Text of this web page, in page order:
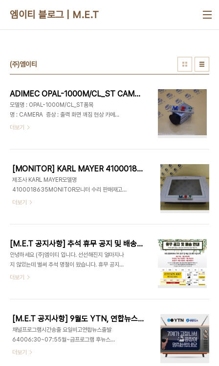
엠이티 블로그 | M.E.T
(주)엠이티
ADIMEC OPAL-1000M/CL_ST CAMERA 산업용 자동화 장비 수리 (주)엠이티
모델명 : OPAL-1000M/CL_ST품목
명 : CAMERA 증상 : 출력 화면 깨짐 현상 카메
라 단종제품수리, CAMERA 전원불
리 업체 엠이티 (주)엠이티빨리 고쳐met 빨리고
쳐 인버터 빨리고쳐 PLC 빨리고쳐 기계고장 완벽수
리긴급수리 긴급대응 긴급고장 24시수리 119수
리 구급수리 장비긴급전검 장비긴급처방 긴급복
구 생산설비KEB(케이비) 한국공식서비스센터 공식
서비스센터 공식판매대리점PANASONIC(파나소
공식판매대리점SANYO DENKI(산요덴키) 한국..
더보기
[MONITOR] KARL MAYER 4100018635 4100018635 / ㈜엠이티 눈깜짝1초가격
제조사 KARL MAYER모델명
4100018635MONITOR모니터 수리 판매재고
1670-8257산업 자동화장비 판매 수리 공장장비
현대 PLC 미쓰비시 엠이티 모니터수리 산업용중고
기계 PLC (주)엠이티 SANYODENKI 파나소닉모
터 FUJI 산업용모터수리 MITSUBISHI LCD모니
터수리 파워서플라이수리 야스카와 산요덴키 미쯔비
시인버터 자동화부품 인버터수리
더보기
[M.E.T 공지사항] 추석 휴무 공지 및 배송 안내, 풍요로운 추석 기간 빠르고 편리한 구매를 원하실 경우!
안녕하세요 (주)엠이티 입니다. 선선해진지 얼마지나
지 않았는데 벌써 추석 명절이 왔습니다. 휴무 공지와
배송안내 해드리니, 착오 없으시길 바랍니다. 배송마
희 엠이티는 9월 27일(목)부터 정상근무를 시작합
니다. 연휴기간 주문건은 9월 27일(목)부터 순차적
으로 발송됩니다. 고객님들의 양해부탁드리며, 가족
과 즐거운 명절 보내시길 바랍니다. 감사합니다. 구매
문의 : 1670-8257(내선1번) / sales@met.kr
더보기
[M.E.T 공지사항] 9월도 YTN, 연합뉴스와 함께하는 (주)엠이티
채널프로그램시간송출 요일비고연합뉴스출발
64006:30~07:55월~금프로그램 후뉴스
1918:20~19:50화, 목프로그램 후YTN이슈오늘
더보기